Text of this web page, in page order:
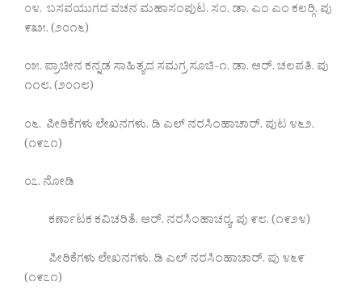
೦೪. ಬಸವಯುಗದ ವಚನ ಮಹಾಸಂಪುಟ. ಸಂ. ಡಾ. ಎಂ ಎಂ ಕಲರ‍್ಗಿ. ಪು
೯೩೫. (೨೦೧೬)
೦೫. ಪ್ರಾಚೀನ ಕನ್ನಡ ಸಾಹಿತ್ಯದ ಸಮಗ್ರ ಸೂಚಿ-೧. ಡಾ. ಆರ್. ಚಲಪತಿ. ಪು
೧೧೮. (೨೦೧೮)
೦೬. ಪೀಠಿಕೆಗಳು ಲೇಖನಗಳು. ಡಿ ಎಲ್ ನರಸಿಂಹಾಚಾರ್. ಪುಟ ೪೬೨.
(೧೯೭೧)
೦೭. ನೋಡಿ
ಕರ್ಣಾಟಕ ಕವಿಚರಿತೆ. ಆರ್. ನರಸಿಂಹಾಚರ‍್ಯ. ಪು ೯೮. (೧೯೨೪)
ಪೀಠಿಕೆಗಳು ಲೇಖನಗಳು. ಡಿ ಎಲ್ ನರಸಿಂಹಾಚಾರ್. ಪು ೪೬೯
(೧೯೭೧)